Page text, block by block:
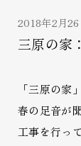
2018年2月26
三原の家
「三原の
春の足音が
工事を行っ